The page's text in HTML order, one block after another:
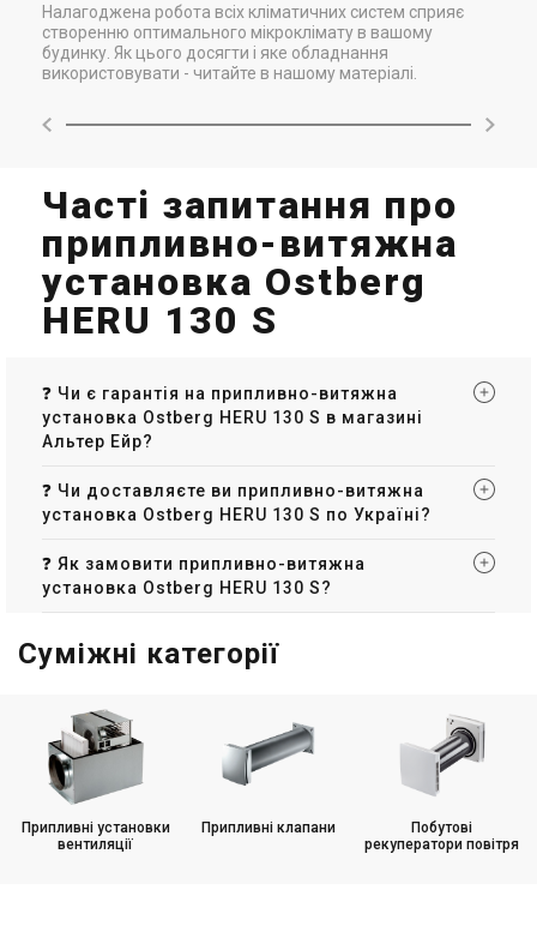
Налагоджена робота всіх кліматичних систем сприяє
створенню оптимального мікроклімату в вашому
будинку. Як цього досягти і яке обладнання
використовувати - читайте в нашому матеріалі.
Часті запитання про
припливно-витяжна
установка Ostberg
HERU 130 S
❓ Чи є гарантія на припливно-витяжна
установка Ostberg HERU 130 S в магазині
Альтер Ейр?
❓ Чи доставляєте ви припливно-витяжна
установка Ostberg HERU 130 S по Україні?
❓ Як замовити припливно-витяжна
установка Ostberg HERU 130 S?
Суміжні категорії
Припливні установки
вентиляції
Припливні клапани
Побутові
рекуператори повітря